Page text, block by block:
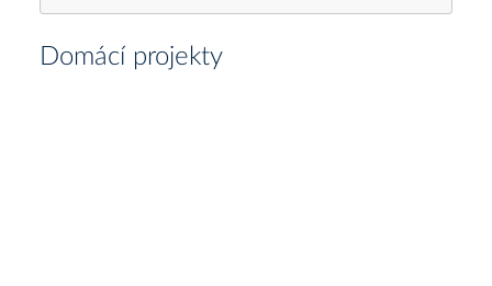
Domácí projekty